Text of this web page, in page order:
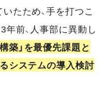
たため、手を打つこ
年前、人事部に異動し
築」を最優先課題と
システムの導入検討